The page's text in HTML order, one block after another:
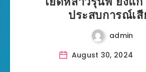
ประสบการณ์เสี
admin
August 30, 2024